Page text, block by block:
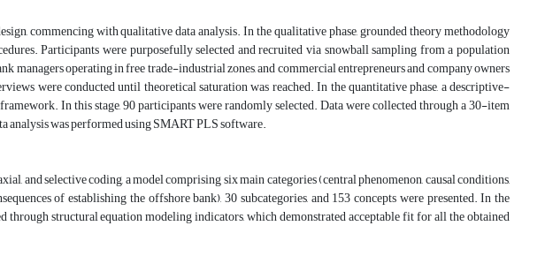
commencing with qualitative data analysis. In the qualitative phase, grounded theory methodology
Participants were purposefully selected and recruited via snowball sampling from a population
operating in free trade-industrial zones, and commercial entrepreneurs and company owners
were conducted until theoretical saturation was reached. In the quantitative phase, a descriptive-
In this stage, 90 participants were randomly selected. Data were collected through a 30-item
analysis was performed using SMART PLS software.
and selective coding, a model comprising six main categories (central phenomenon, causal conditions,
of establishing the offshore bank), 30 subcategories, and 153 concepts were presented. In the
through structural equation modeling indicators, which demonstrated acceptable fit for all the obtained